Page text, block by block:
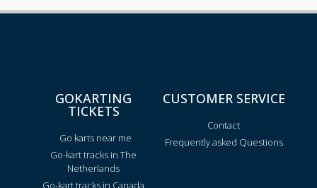
GOKARTING
TICKETS
Go karts near me
Go-kart tracks in The
Netherlands
Go-kart tracks in Canada
CUSTOMER SERVICE
Contact
Frequently asked Questions